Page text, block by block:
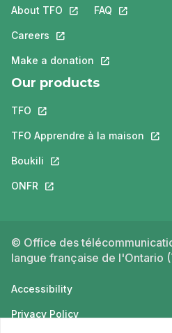
About TFO This link will open in
Careers This link will open in a
Make a donation This link will
FAQ This link
Our products
TFO This link will open in a new
TFO Apprendre à la maison This
Boukili This link will open in a
ONFR This link will open in a new
© Office des
langue française de l'Ontario
Accessibility
Privacy Policy